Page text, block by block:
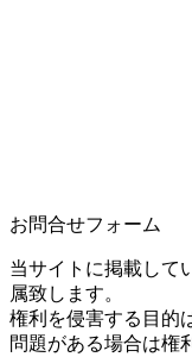
お問合せフォーム
当サイトに掲載して
属致します。
権利を侵害する目的
問題がある場合は権